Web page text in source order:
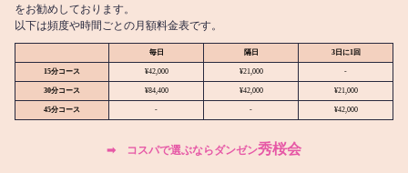
をお勧めしております。
以下は頻度や時間ごとの月額料金表です。
毎日 隔日 3日に1回
15分コース ¥42,000 ¥21,000 -
30分コース ¥84,400 ¥42,000 ¥21,000
45分コース - - ¥42,000
➡︎ コスパで選ぶならダンゼン秀桜会